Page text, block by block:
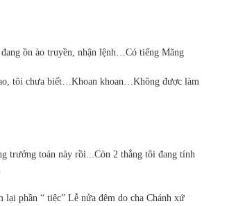
ồn ào truyền, nhận lệnh…Có tiếng Mãng
tôi chưa biết…Khoan khoan…Không được làm
trưởng toán này rồi...Còn 2 thằng tôi đang tính
phần “ tiệc” Lễ nửa đêm do cha Chánh xứ